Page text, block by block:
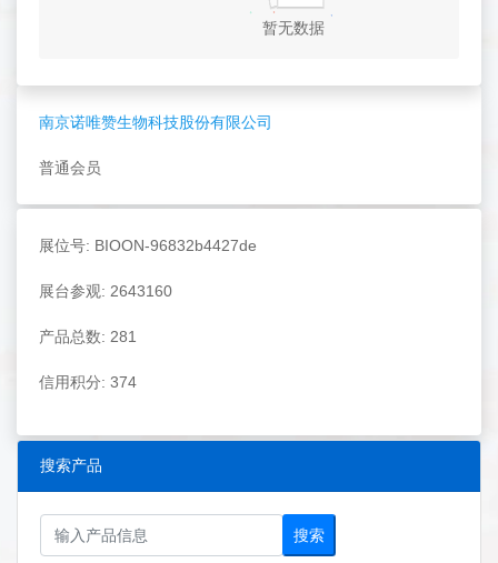
南京诺唯赞生物科技股份有限公司
普通会员
展位号: BIOON-96832b4427de
展台参观: 2643160
产品总数: 281
信用积分: 374
搜索产品
搜索
暂无数据